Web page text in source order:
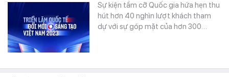
Sự kiện tầm cỡ Quốc gia hứa hẹn thu
hút hơn 40 nghìn lượt khách tham
dự với sự góp mặt của hơn 300…